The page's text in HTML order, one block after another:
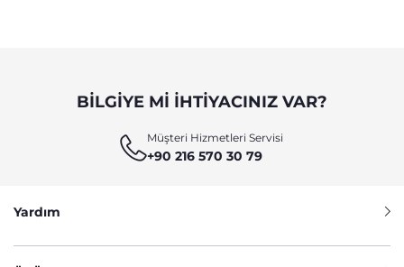
BILGIYE MI IHTIYACINIZ VAR?
Müşteri Hizmetleri Servisi
+90 216 570 30 79
Yardım